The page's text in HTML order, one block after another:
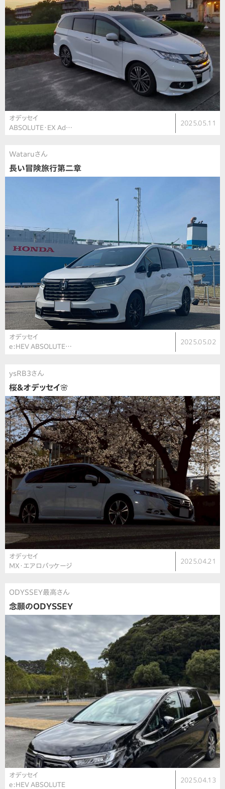
オデッセイ
ABSOLUTE・EX Ad…
2025.05.11
Wataruさん
長い冒険旅行第二章
オデッセイ
e:HEV ABSOLUTE…
2025.05.02
ysRB3さん
桜&オデッセイ🌸
オデッセイ
MX・エアロパッケージ
2025.04.21
ODYSSEY最高さん
念願のODYSSEY
オデッセイ
e:HEV ABSOLUTE
2025.04.13